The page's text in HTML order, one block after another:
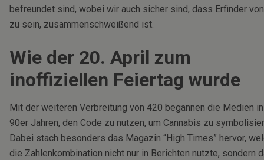
befreundet sind, wobei wir auch sicher sind, dass Erfinder
zu sein, zusammenschweißend ist.
Wie der 20. April zum
inoffiziellen Feiertag wurde
Mit der weiteren Verbreitung von 420 begannen die Medien
90er Jahren, den Code zu nutzen, um Cannabis zu
Dabei stach besonders das Magazin “High Times” hervor,
die Zahlenkombination nicht nur in Berichten nutzte, sondern